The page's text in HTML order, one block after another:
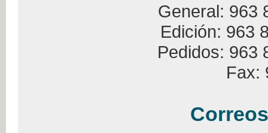
General: 963
Edición: 963
Pedidos: 963
Fax: